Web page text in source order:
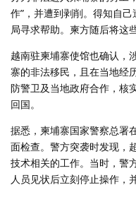
作”，并遭到剥削。得知自
局寻求帮助。柬方随后将这
越南驻柬埔寨使馆也确认，
寨的非法移民，且在当地经
防警卫及当地政府合作，核
回国。
据悉，柬埔寨国家警察总署
面检查。警方突袭时发现，
技术相关的工作。当时，警
人员见状后立刻停止操作，